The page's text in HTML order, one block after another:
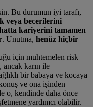
Bu durumun iyi tarafı,
veya becerilerini
kariyerini tamamen
. Unutma, henüz hiçbir
için muhtemelen risk
ancak karın ile
bir babaya ve kocaya
ve ona işinden
o, kendinde daha önce
yardımcı olabilir.